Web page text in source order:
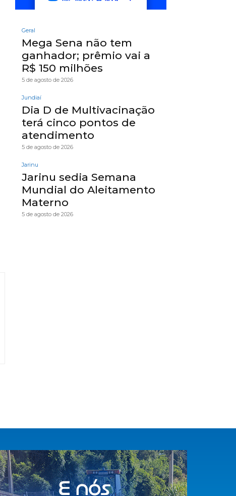
Geral
Mega Sena não tem
ganhador; prêmio vai a
R$ 150 milhões
5 de agosto de 2026
Jundiaí
Dia D de Multivacinação
terá cinco pontos de
atendimento
5 de agosto de 2026
Jarinu
Jarinu sedia Semana
Mundial do Aleitamento
Materno
5 de agosto de 2026